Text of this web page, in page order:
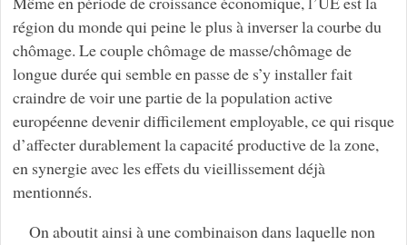
région du monde qui peine le plus à inverser la courbe du
chômage. Le couple chômage de masse/chômage de
longue durée qui semble en passe de s’y installer fait
craindre de voir une partie de la population active
européenne devenir difficilement employable, ce qui risque
d’affecter durablement la capacité productive de la zone,
en synergie avec les effets du vieillissement déjà
mentionnés.
On aboutit ainsi à une combinaison dans laquelle non